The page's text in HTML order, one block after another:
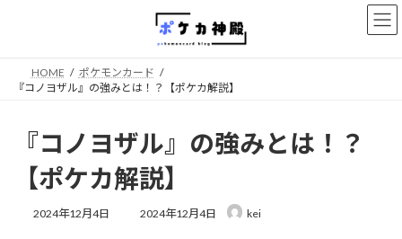
HOME
ポケモンカード
『コノヨザル』の強みとは！？【ポケカ解説】
『コノヨザル』の強みとは！？
【ポケカ解説】
2024年12月4日
最
2024年12月4日 kei